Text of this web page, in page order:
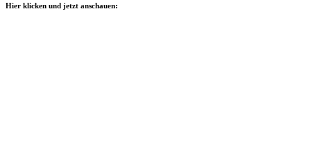
Hier klicken und jetzt anschauen: